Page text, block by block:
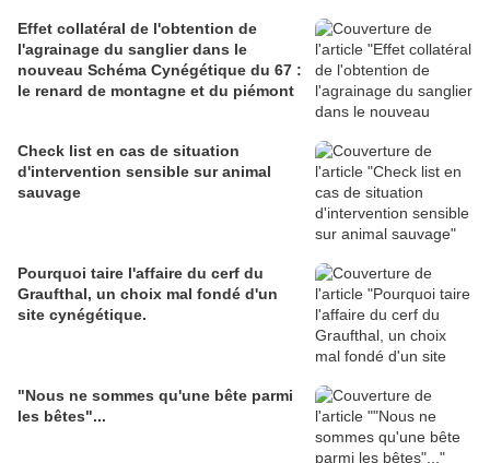
Effet collatéral de l'obtention de
l'agrainage du sanglier dans le
nouveau Schéma Cynégétique du 67 :
le renard de montagne et du piémont
Check list en cas de situation
d'intervention sensible sur animal
sauvage
Pourquoi taire l'affaire du cerf du
Graufthal, un choix mal fondé d'un
site cynégétique.
"Nous ne sommes qu'une bête parmi
les bêtes"...